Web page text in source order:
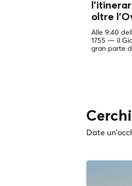
oltre l'
Alle 9:40
1755 — il
gran parte
Date